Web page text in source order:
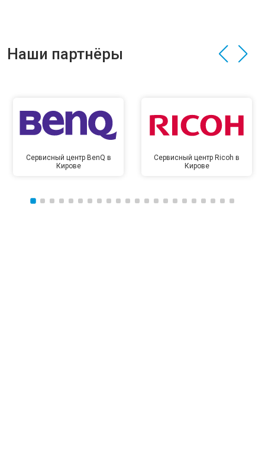
Наши партнёры
Сервисный центр BenQ в
Кирове
Сервисный центр Ricoh в
Кирове